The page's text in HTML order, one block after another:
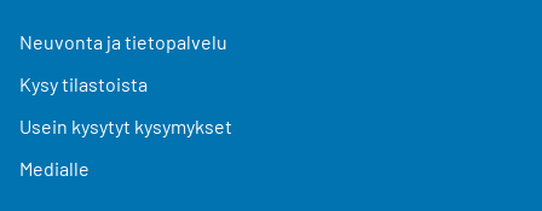
Neuvonta ja tietopalvelu
Kysy tilastoista
Usein kysytyt kysymykset
Medialle